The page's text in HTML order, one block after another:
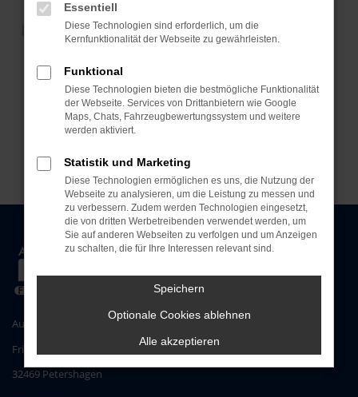
Autohaus Meier GmbH & Co. KG
Friedewalder Straße 25
32469 Petershagen
Essentiell
Diese Technologien sind erforderlich, um die
Kernfunktionalität der Webseite zu gewährleisten.
Funktional
Diese Technologien bieten die bestmögliche Funktionalität
der Webseite. Services von Drittanbietern wie Google
Maps, Chats, Fahrzeugbewertungssystem und weitere
werden aktiviert.
Statistik und Marketing
Diese Technologien ermöglichen es uns, die Nutzung der
Webseite zu analysieren, um die Leistung zu messen und
zu verbessern. Zudem werden Technologien eingesetzt,
die von dritten Werbetreibenden verwendet werden, um
Sie auf anderen Webseiten zu verfolgen und um Anzeigen
zu schalten, die für Ihre Interessen relevant sind.
Speichern
Optionale Cookies ablehnen
Alle akzeptieren